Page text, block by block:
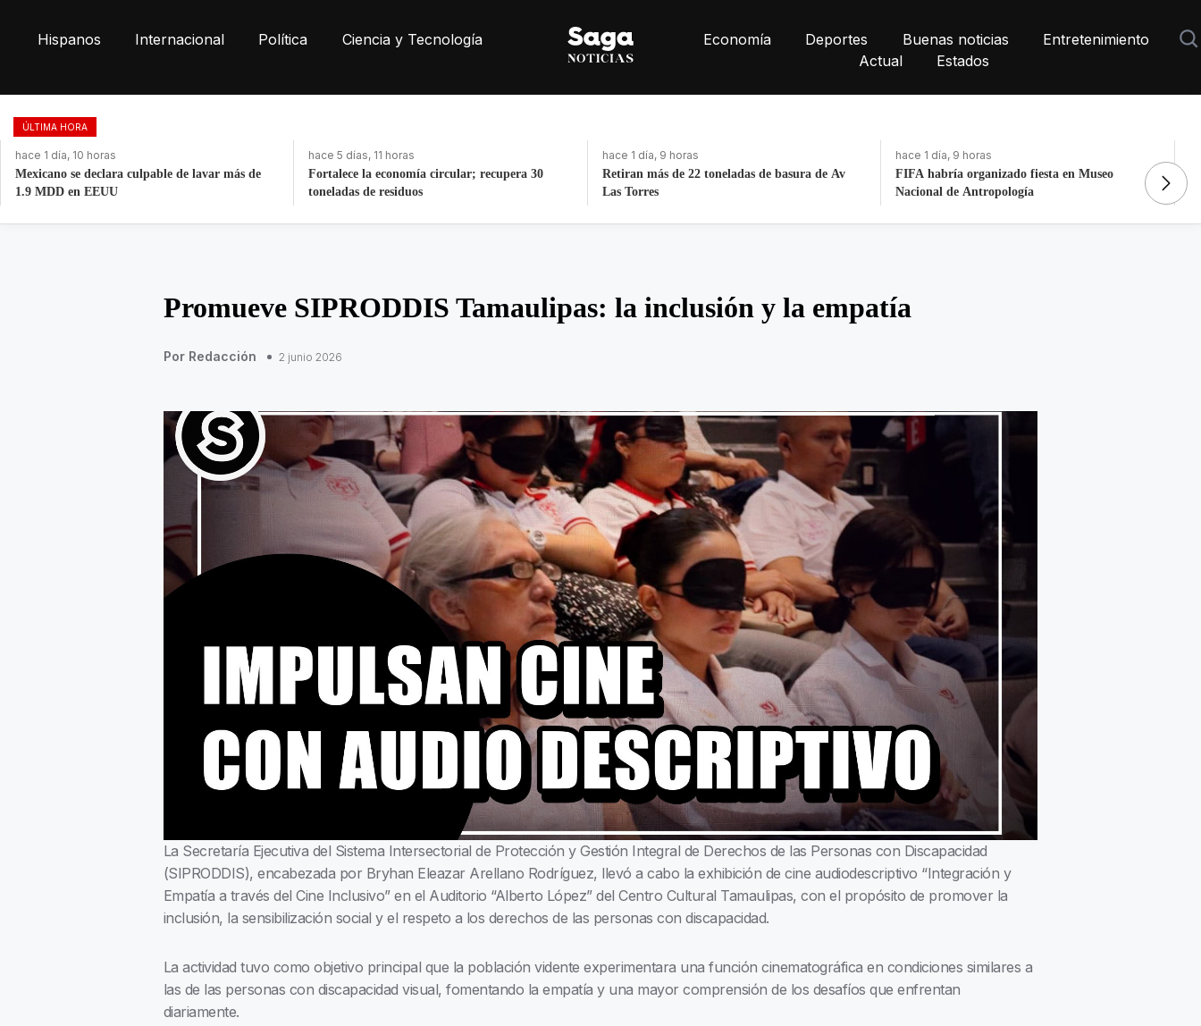
Hispanos Internacional Política Ciencia y Tecnología Economía Deportes Buenas noticias
Entretenimiento
Actual
Estados
ÚLTIMA HORA
hace 1 día, 10 horas
Mexicano se declara culpable de lavar más de
1.9 MDD en EEUU
hace 5 días, 11 horas
Fortalece la economía circular; recupera 30
toneladas de residuos
hace 1 día, 9 horas
Retiran más de 22 toneladas de basura de Av
Las Torres
hace 1 día, 9 horas
FIFA habría organizado fiesta en Museo
Nacional de Antropología
Promueve SIPRODDIS Tamaulipas: la inclusión y la empatía
Por Redacción 2 junio 2026
La Secretaría Ejecutiva del Sistema Intersectorial de Protección y Gestión Integral de Derechos de las Personas con Discapacidad
(SIPRODDIS), encabezada por Bryhan Eleazar Arellano Rodríguez, llevó a cabo la exhibición de cine audiodescriptivo “Integración y
Empatía a través del Cine Inclusivo” en el Auditorio “Alberto López” del Centro Cultural Tamaulipas, con el propósito de promover la
inclusión, la sensibilización social y el respeto a los derechos de las personas con discapacidad.
La actividad tuvo como objetivo principal que la población vidente experimentara una función cinematográfica en condiciones similares a
las de las personas con discapacidad visual, fomentando la empatía y una mayor comprensión de los desafíos que enfrentan
diariamente.